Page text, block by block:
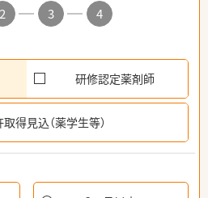
2 3
4
研修認定薬剤師
得見込（薬学生等）